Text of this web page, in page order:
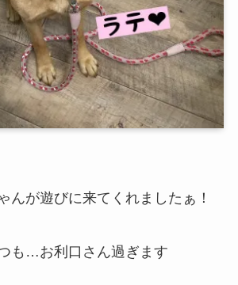
んが遊びに来てくれましたぁ！
も…お利口さん過ぎます